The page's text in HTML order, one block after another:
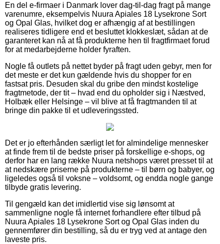
En del e-firmaer i Danmark lover dag-til-dag fragt på mange
varenumre, eksempelvis Nuura Apiales 18 Lysekrone Sort
og Opal Glas, hvilket dog er afhængig af at bestillingen
realiseres tidligere end et besluttet klokkeslæt, sådan at de
garanteret kan nå at få produkterne hen til fragtfirmaet forud
for at medarbejderne holder fyraften.
Nogle få outlets på nettet byder på fragt uden gebyr, men for
det meste er det kun gældende hvis du shopper for en
fastsat pris. Desuden skal du gribe den mindst kostelige
fragtmetode, der tit – hvad end du opholder sig i Næstved,
Holbæk eller Helsinge – vil blive at få fragtmanden til at
bringe din pakke til et udleveringssted.
Det er jo efterhånden særligt let for almindelige mennesker
at finde frem til de bedste priser på forskellige e-shops, og
derfor har en lang række Nuura netshops været presset til at
at nedskære priserne på produkterne – til børn og babyer, og
ligeledes også til voksne – voldsomt, og endda nogle gange
tilbyde gratis levering.
Til gengæld kan det imidlertid vise sig lønsomt at
sammenligne nogle få internet forhandlere efter tilbud på
Nuura Apiales 18 Lysekrone Sort og Opal Glas inden du
gennemfører din bestilling, så du er tryg ved at antage den
laveste pris.